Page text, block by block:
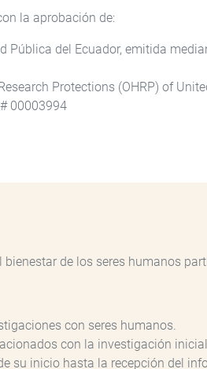
la aprobación de:
Pública del Ecuador, emitida
Protections (OHRP) of
00003994
de los seres humanos
con seres humanos.
con la investigación
su inicio hasta la recepción del